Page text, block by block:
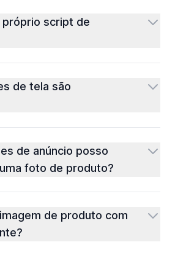
próprio script de
de tela são
de anúncio posso
foto de produto?
de produto com